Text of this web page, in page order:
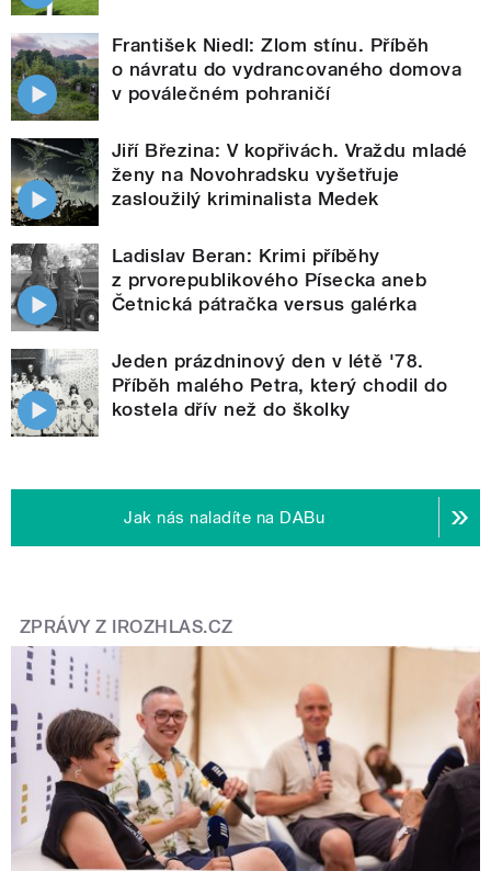
František Niedl: Zlom stínu. Příběh
o návratu do vydrancovaného domova
v poválečném pohraničí
Jiří Březina: V kopřivách. Vraždu mladé
ženy na Novohradsku vyšetřuje
zasloužilý kriminalista Medek
Ladislav Beran: Krimi příběhy
z prvorepublikového Písecka aneb
Četnická pátračka versus galérka
Jeden prázdninový den v létě '78.
Příběh malého Petra, který chodil do
kostela dřív než do školky
Jak nás naladíte na DABu
ZPRÁVY Z IROZHLAS.CZ